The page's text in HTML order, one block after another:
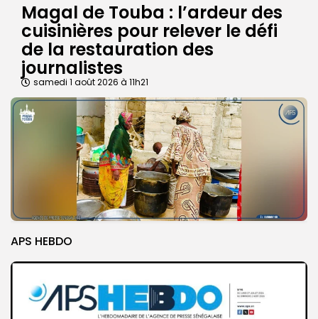
Magal de Touba : l’ardeur des
cuisinières pour relever le défi
de la restauration des
journalistes
samedi 1 août 2026 à 11h21
APS HEBDO